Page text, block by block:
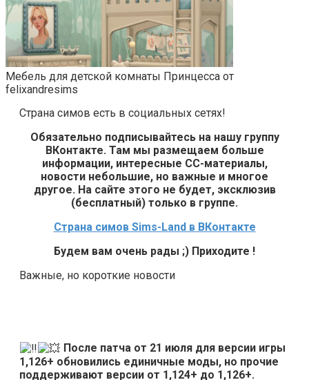
Мебель для детской комнаты Принцесса от
felixandresims
Страна симов есть в социальных сетях!
Обязательно подписывайтесь на нашу группу
ВКонтакте. Там мы размещаем больше
информации, интересные СС-материалы,
новости небольшие, но важные и многое
другое. На сайте этого не будет, эксклюзив
(бесплатный) только в группе.
Страна симов Sims-Land в ВКонтакте
Будем вам очень рады ;) Приходите !
Важные, но короткие новости
После патча от 21 июля для версии игры
1,126+ обновились единичные моды, но прочие
поддерживают версии от 1,124+ до 1,126+.